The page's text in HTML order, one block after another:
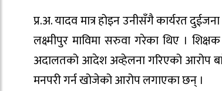
प्र.अ. यादव मात्र होइन उनीसँगै कार्यरत
लक्ष्मीपुर माविमा सरुवा गरेका थिए ।
अदालतको आदेश अव्हेलना गरिएको आरोप
मनपरी गर्न खोजेको आरोप लगाएका छन् ।